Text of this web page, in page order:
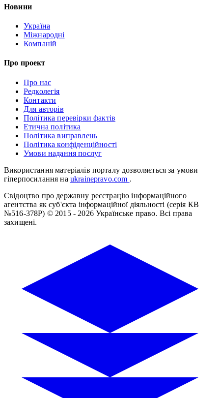
Новини
Україна
Міжнародні
Компаній
Про проект
Про нас
Редколегія
Контакти
Для авторів
Політика перевірки фактів
Етична політика
Політика виправлень
Політика конфіденційності
Умови надання послуг
Використання матеріалів порталу дозволяється за умови
гіперпосилання на ukrainepravo.com .
Свідоцтво про державну реєстрацію інформаційного
агентства як суб'єкта інформаційної діяльності (серія КВ
№516-378Р) © 2015 - 2026 Українське право. Всі права
захищені.